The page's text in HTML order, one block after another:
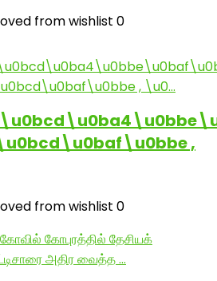
from wishlist 0
,
from wishlist 0